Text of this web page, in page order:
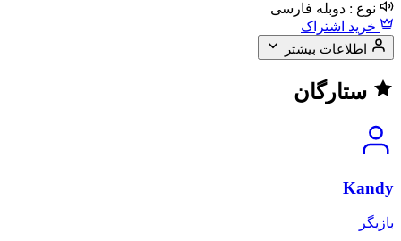
نوع : دوبله فارسی
خرید اشتراک
اطلاعات بیشتر
ستارگان
Kandy
بازیگر